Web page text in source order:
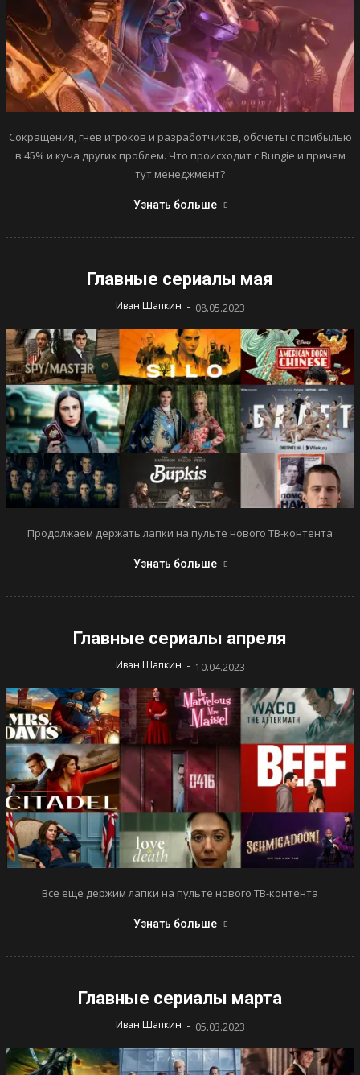
Сокращения, гнев игроков и разработчиков, обсчеты с прибылью
в 45% и куча других проблем. Что происходит с Bungie и причем
тут менеджмент?
Узнать больше
Главные сериалы мая
Иван Шапкин - 08.05.2023
Продолжаем держать лапки на пульте нового ТВ-контента
Узнать больше
Главные сериалы апреля
Иван Шапкин - 10.04.2023
Все еще держим лапки на пульте нового ТВ-контента
Узнать больше
Главные сериалы марта
Иван Шапкин - 05.03.2023